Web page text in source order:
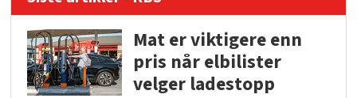
Mat er viktigere enn
pris når elbilister
velger ladestopp